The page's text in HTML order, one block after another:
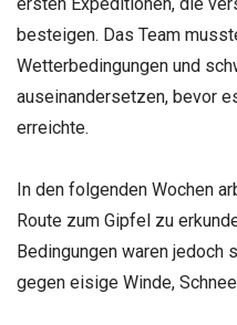
ersten Expeditionen, die
besteigen. Das Team
Wetterbedingungen und
auseinandersetzen, bevor
erreichte.
In den folgenden Wochen
Route zum Gipfel zu
Bedingungen waren jedoch
gegen eisige Winde,